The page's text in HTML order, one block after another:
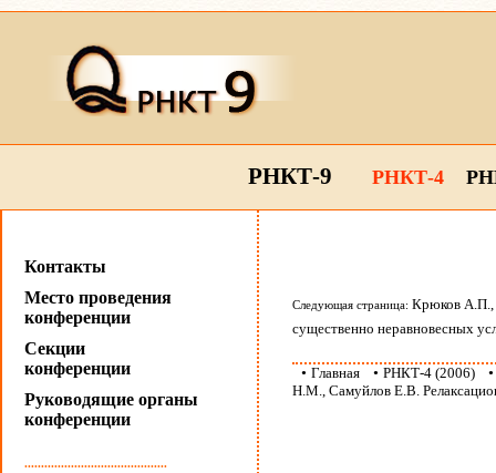
РНКТ-9 РНКТ-4
Контакты
Место проведения
конференции
Секции
конференции
Руководящие органы
конференции
...........................................
Следующая страница: Крюков А.П.,
существенно неравновесных
• Главная • РНКТ-4 (2006)
Н.М., Самуйлов Е.В.